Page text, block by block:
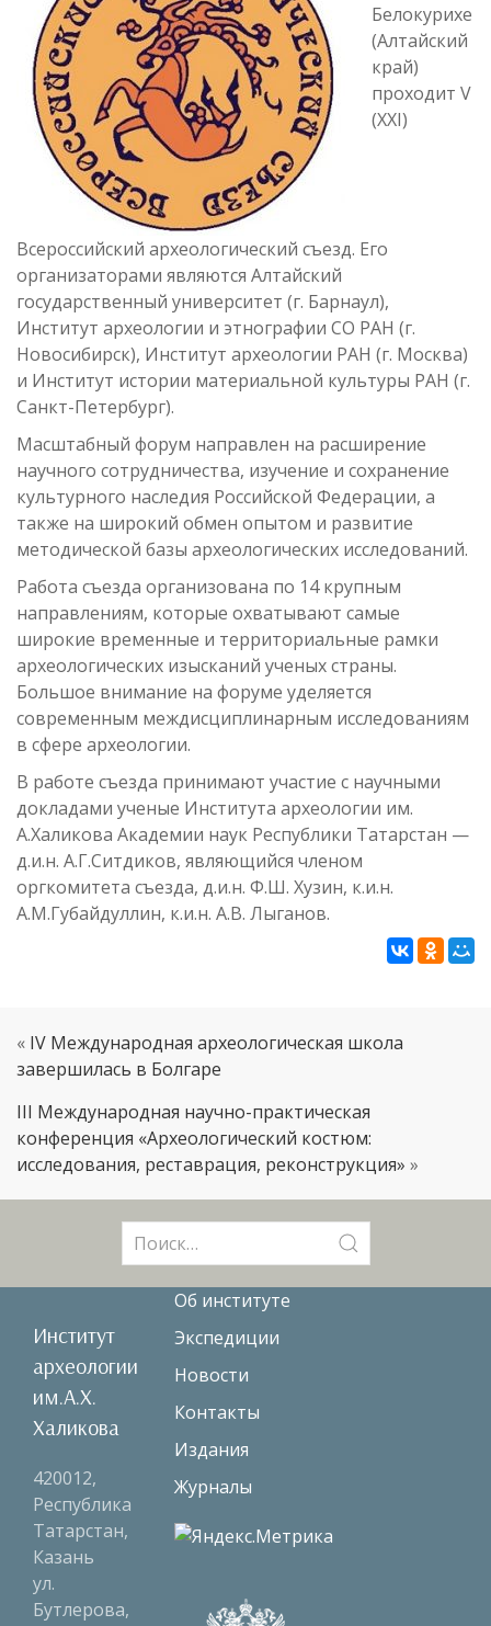
Белокурихе
(Алтайский
край)
проходит V
(XXI)
Всероссийский археологический съезд. Его
организаторами являются Алтайский
государственный университет (г. Барнаул),
Институт археологии и этнографии СО РАН (г.
Новосибирск), Институт археологии РАН (г. Москва)
и Институт истории материальной культуры РАН (г.
Санкт-Петербург).
Масштабный форум направлен на расширение
научного сотрудничества, изучение и сохранение
культурного наследия Российской Федерации, а
также на широкий обмен опытом и развитие
методической базы археологических исследований.
Работа съезда организована по 14 крупным
направлениям, которые охватывают самые
широкие временные и территориальные рамки
археологических изысканий ученых страны.
Большое внимание на форуме уделяется
современным междисциплинарным исследованиям
в сфере археологии.
В работе съезда принимают участие с научными
докладами ученые Института археологии им.
А.Халикова Академии наук Республики Татарстан —
д.и.н. А.Г.Ситдиков, являющийся членом
оргкомитета съезда, д.и.н. Ф.Ш. Хузин, к.и.н.
А.М.Губайдуллин, к.и.н. А.В. Лыганов.
« IV Международная археологическая школа
завершилась в Болгаре
III Международная научно-практическая
конференция «Археологический костюм:
исследования, реставрация, реконструкция» »
Институт
археологии
им.А.Х.
Халикова
420012,
Республика
Татарстан,
Казань
ул.
Бутлерова,
Об институте
Экспедиции
Новости
Контакты
Издания
Журналы